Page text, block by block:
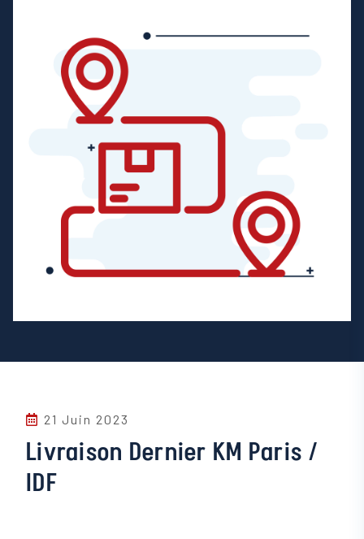
21 Juin 2023
Livraison Dernier KM Paris /
IDF